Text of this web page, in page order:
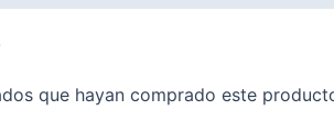
que hayan comprado este